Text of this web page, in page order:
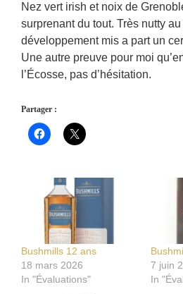
Nez vert irish et noix de
surprenant du tout. Très nutty
développement mis a part un
Une autre preuve pour moi
l’Écosse, pas d’hésitation.
Partager :
Bushmills 12 ans
18 mars 2026
In "Évaluations"
7 juin
In